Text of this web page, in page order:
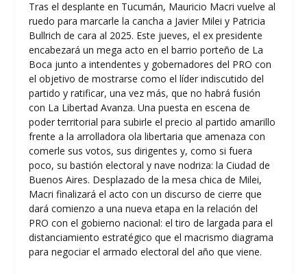
Tras el desplante en Tucumán, Mauricio Macri vuelve al
ruedo para marcarle la cancha a Javier Milei y Patricia
Bullrich de cara al 2025. Este jueves, el ex presidente
encabezará un mega acto en el barrio porteño de La
Boca junto a intendentes y gobernadores del PRO con
el objetivo de mostrarse como el líder indiscutido del
partido y ratificar, una vez más, que no habrá fusión
con La Libertad Avanza. Una puesta en escena de
poder territorial para subirle el precio al partido amarillo
frente a la arrolladora ola libertaria que amenaza con
comerle sus votos, sus dirigentes y, como si fuera
poco, su bastión electoral y nave nodriza: la Ciudad de
Buenos Aires. Desplazado de la mesa chica de Milei,
Macri finalizará el acto con un discurso de cierre que
dará comienzo a una nueva etapa en la relación del
PRO con el gobierno nacional: el tiro de largada para el
distanciamiento estratégico que el macrismo diagrama
para negociar el armado electoral del año que viene.